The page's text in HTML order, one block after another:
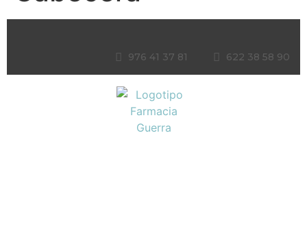
976 41 37 81 622 38 58 90